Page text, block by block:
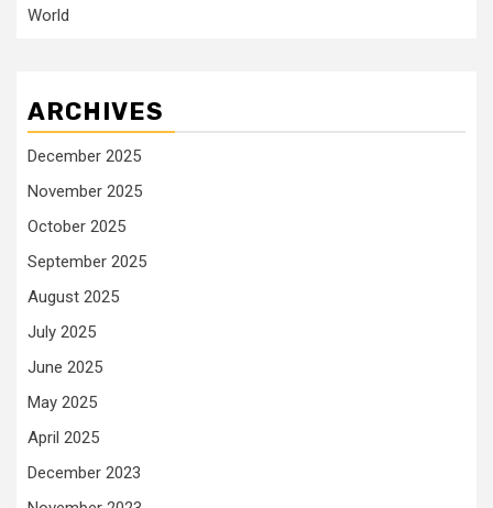
World
ARCHIVES
December 2025
November 2025
October 2025
September 2025
August 2025
July 2025
June 2025
May 2025
April 2025
December 2023